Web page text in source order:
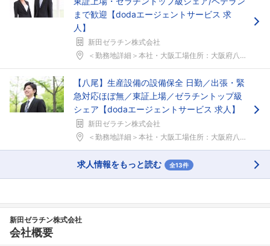
まで歓迎【dodaエージェントサービス 求
人】
新田ゼラチン株式会社
＜勤務地詳細＞本社・大阪工場住所：大阪府八尾市二俣...
【八尾】生産設備の設備保全 日勤／出張・緊
急対応ほぼ無／東証上場／ゼラチントップ級
シェア【dodaエージェントサービス 求人】
新田ゼラチン株式会社
＜勤務地詳細＞本社・大阪工場住所：大阪府八尾市二俣...
求人情報をもっと読む 全13件
新田ゼラチン株式会社
会社概要